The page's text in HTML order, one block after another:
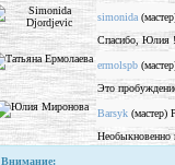
simonida
Спасибо, Юлия !
ermolspb
Это
Barsyk (мастер)
Необыкновенно
Внимание: